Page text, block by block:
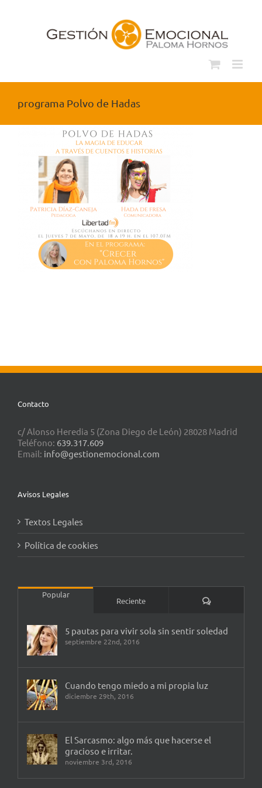
programa Polvo de Hadas
Contacto
c/ Alonso Heredia 5 (Zona Diego de León) 28028 Madrid
Teléfono: 639.317.609
Email: info@gestionemocional.com
Avisos Legales
Textos Legales
Política de cookies
Popular
Reciente Comentarios
5 pautas para vivir sola sin sentir soledad
septiembre 22nd, 2016
Cuando tengo miedo a mi propia luz
diciembre 29th, 2016
El Sarcasmo: algo más que hacerse el
gracioso e irritar.
noviembre 3rd, 2016